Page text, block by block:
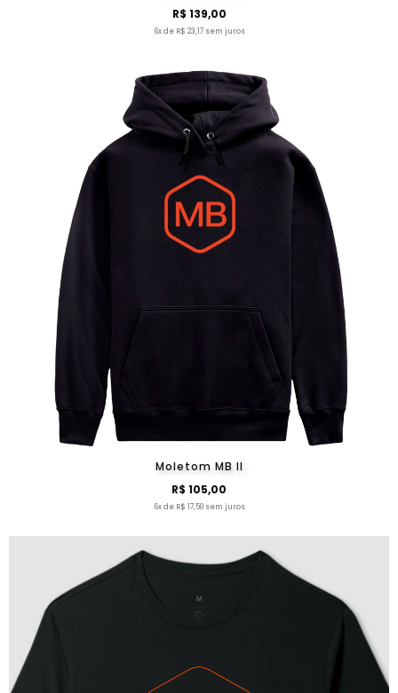
R$ 139,00
6x de R$ 23,17 sem juros
Moletom MB II
R$ 105,00
6x de R$ 17,50 sem juros